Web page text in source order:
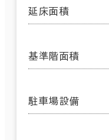
延床面積
基準階面積
駐車場設備